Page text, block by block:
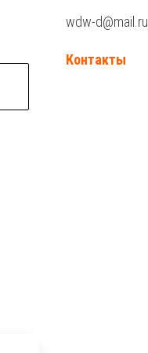
wdw-d@mail.ru
Контакты